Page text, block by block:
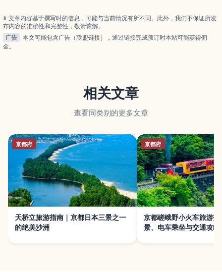
※ 文章内容基于撰写时的信息，可能与当前情况有所不同。此外，我们不保证所发
布内容的准确性和完整性，敬请谅解。
广告
本文可能包含广告（联盟链接），通过链接完成预订时本站可能获得佣
金。
相关文章
查看同类别的更多文章
京都府
天桥立旅游指南｜京都日本三景之一
的绝美沙洲
京都府
京都嵯峨野小火车旅游指
景、电车乘坐与交通攻略